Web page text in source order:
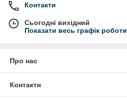
Контакти
Сьогодні вихідний
Показати весь графік роботи
Про нас
Контакти